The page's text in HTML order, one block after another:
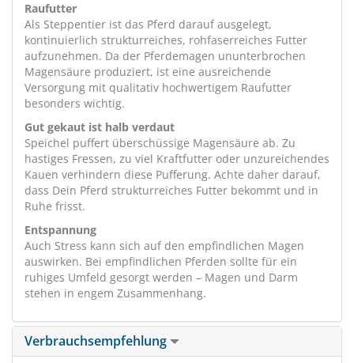
Raufutter
Als Steppentier ist das Pferd darauf ausgelegt,
kontinuierlich strukturreiches, rohfaserreiches Futter
aufzunehmen. Da der Pferdemagen ununterbrochen
Magensäure produziert, ist eine ausreichende
Versorgung mit qualitativ hochwertigem Raufutter
besonders wichtig.
Gut gekaut ist halb verdaut
Speichel puffert überschüssige Magensäure ab. Zu
hastiges Fressen, zu viel Kraftfutter oder unzureichendes
Kauen verhindern diese Pufferung. Achte daher darauf,
dass Dein Pferd strukturreiches Futter bekommt und in
Ruhe frisst.
Entspannung
Auch Stress kann sich auf den empfindlichen Magen
auswirken. Bei empfindlichen Pferden sollte für ein
ruhiges Umfeld gesorgt werden – Magen und Darm
stehen in engem Zusammenhang.
Verbrauchsempfehlung